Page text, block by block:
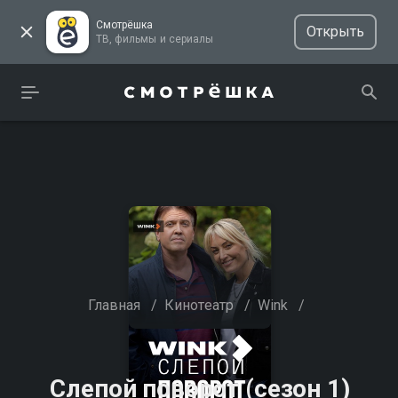
Смотрёшка
ТВ, фильмы и сериалы
Открыть
Главная / Кинотеатр / Wink /
Слепой поворот (сезон 1)